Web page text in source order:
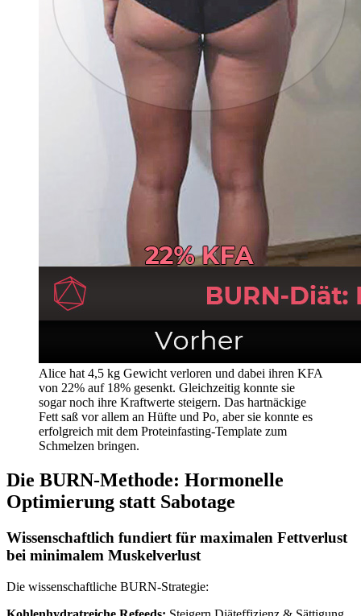
Alice hat 4,5 kg Gewicht verloren und dabei ihren KFA
von 22% auf 18% gesenkt. Gleichzeitig konnte sie
sogar noch ihre Kraftwerte steigern. Das hartnäckige
Fett saß vor allem an Hüfte und Po, aber sie konnte es
erfolgreich mit dem Proteinfasting-Template zum
Schmelzen bringen.
Die BURN-Methode: Hormonelle
Optimierung statt Sabotage
Wissenschaftlich fundiert für maximalen Fettverlust
bei minimalem Muskelverlust
Die wissenschaftliche BURN-Strategie: